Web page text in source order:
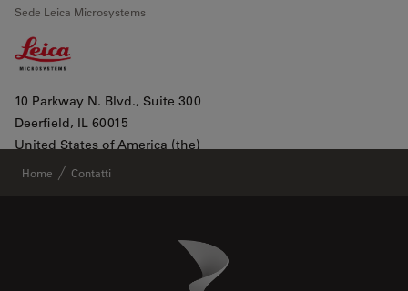
Leaflet |©
Sede Leica Microsystems
10 Parkway N. Blvd., Suite 300
Deerfield, IL 60015
United States of America (the)
Mostra in Google Maps
Home Contatti
Danaher Logo